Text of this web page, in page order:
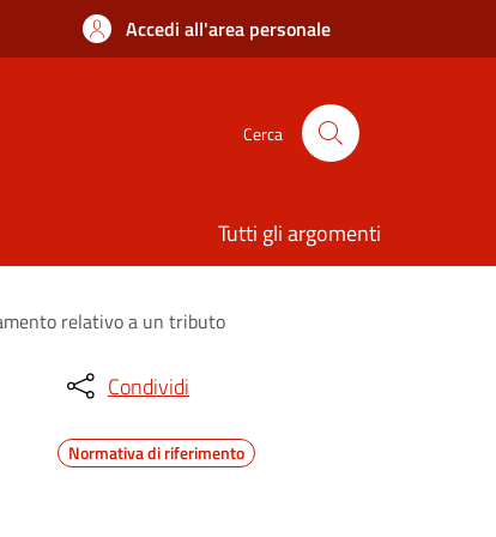
Accedi all'area personale
Cerca
Tutti gli argomenti
relativo a un tributo
Condividi
Normativa di riferimento